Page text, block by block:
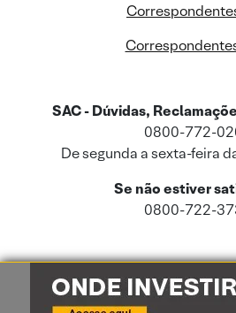
SAC - Dúvidas,
0800-772-
De segunda a sexta-feira
Se não estiver
0800-722-
Este site usa cookies e dados pessoais de
Cookies
e a nossaPolítica